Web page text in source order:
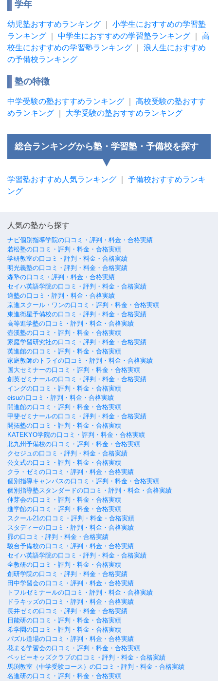
学年
幼児塾おすすめランキング
小学生におすすめの学習塾
ランキング
中学生におすすめの学習塾ランキング
高
校生におすすめの学習塾ランキング
浪人生におすすめ
の予備校ランキング
塾の特徴
中学受験の塾おすすめランキング
高校受験の塾おすす
めランキング
大学受験の塾おすすめランキング
総合ランキングから塾・学習塾・予備校を探す
学習塾おすすめ人気ランキング
予備校おすすめランキ
ング
人気の塾から探す
ナビ個別指導学院の口コミ・評判・料金・合格実績
若松塾の口コミ・評判・料金・合格実績
学研教室の口コミ・評判・料金・合格実績
明光義塾の口コミ・評判・料金・合格実績
森塾の口コミ・評判・料金・合格実績
セイハ英語学院の口コミ・評判・料金・合格実績
適塾の口コミ・評判・料金・合格実績
京進スクール・ワンの口コミ・評判・料金・合格実績
東進衛星予備校の口コミ・評判・料金・合格実績
高等進学塾の口コミ・評判・料金・合格実績
壺溪塾の口コミ・評判・料金・合格実績
家庭学習研究社の口コミ・評判・料金・合格実績
英進館の口コミ・評判・料金・合格実績
家庭教師のトライの口コミ・評判・料金・合格実績
国大セミナーの口コミ・評判・料金・合格実績
創英ゼミナールの口コミ・評判・料金・合格実績
イングの口コミ・評判・料金・合格実績
eisuの口コミ・評判・料金・合格実績
開進館の口コミ・評判・料金・合格実績
甲斐ゼミナールの口コミ・評判・料金・合格実績
開拓塾の口コミ・評判・料金・合格実績
KATEKYO学院の口コミ・評判・料金・合格実績
北九州予備校の口コミ・評判・料金・合格実績
クセジュの口コミ・評判・料金・合格実績
公文式の口コミ・評判・料金・合格実績
クラ・ゼミの口コミ・評判・料金・合格実績
個別指導キャンパスの口コミ・評判・料金・合格実績
個別指導塾スタンダードの口コミ・評判・料金・合格実績
伸芽会の口コミ・評判・料金・合格実績
進学館の口コミ・評判・料金・合格実績
スクール21の口コミ・評判・料金・合格実績
スタディーの口コミ・評判・料金・合格実績
昴の口コミ・評判・料金・合格実績
駿台予備校の口コミ・評判・料金・合格実績
セイハ英語学院の口コミ・評判・料金・合格実績
全教研の口コミ・評判・料金・合格実績
創研学院の口コミ・評判・料金・合格実績
田中学習会の口コミ・評判・料金・合格実績
トフルゼミナールの口コミ・評判・料金・合格実績
ドラキッズの口コミ・評判・料金・合格実績
長井ゼミの口コミ・評判・料金・合格実績
日能研の口コミ・評判・料金・合格実績
希学園の口コミ・評判・料金・合格実績
パズル道場の口コミ・評判・料金・合格実績
花まる学習会の口コミ・評判・料金・合格実績
ペッピーキッズクラブの口コミ・評判・料金・合格実績
馬渕教室（中学受験コース）の口コミ・評判・料金・合格実績
名進研の口コミ・評判・料金・合格実績